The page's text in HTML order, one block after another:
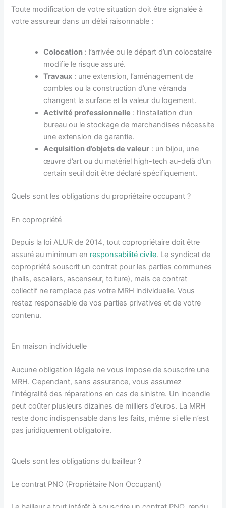
Toute modification de votre situation doit être signalée à
votre assureur dans un délai raisonnable :
Colocation : l’arrivée ou le départ d’un colocataire
modifie le risque assuré.
Travaux : une extension, l’aménagement de
combles ou la construction d’une véranda
changent la surface et la valeur du logement.
Activité professionnelle : l’installation d’un
bureau ou le stockage de marchandises nécessite
une extension de garantie.
Acquisition d’objets de valeur : un bijou, une
œuvre d’art ou du matériel high-tech au-delà d’un
certain seuil doit être déclaré spécifiquement.
Quels sont les obligations du propriétaire occupant ?
En copropriété
Depuis la loi ALUR de 2014, tout copropriétaire doit être
assuré au minimum en responsabilité civile. Le syndicat de
copropriété souscrit un contrat pour les parties communes
(halls, escaliers, ascenseur, toiture), mais ce contrat
collectif ne remplace pas votre MRH individuelle. Vous
restez responsable de vos parties privatives et de votre
contenu.
En maison individuelle
Aucune obligation légale ne vous impose de souscrire une
MRH. Cependant, sans assurance, vous assumez
l’intégralité des réparations en cas de sinistre. Un incendie
peut coûter plusieurs dizaines de milliers d’euros. La MRH
reste donc indispensable dans les faits, même si elle n’est
pas juridiquement obligatoire.
Quels sont les obligations du bailleur ?
Le contrat PNO (Propriétaire Non Occupant)